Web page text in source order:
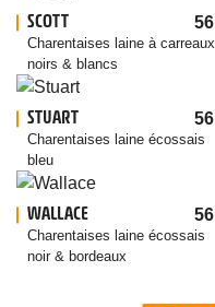
SCOTT 56
Charentaises laine à carreaux
noirs & blancs
STUART 56
Charentaises laine écossais
bleu
WALLACE 56
Charentaises laine écossais
noir & bordeaux